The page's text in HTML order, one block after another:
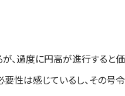
、過度に円高が進行すると
性は感じているし、その号令